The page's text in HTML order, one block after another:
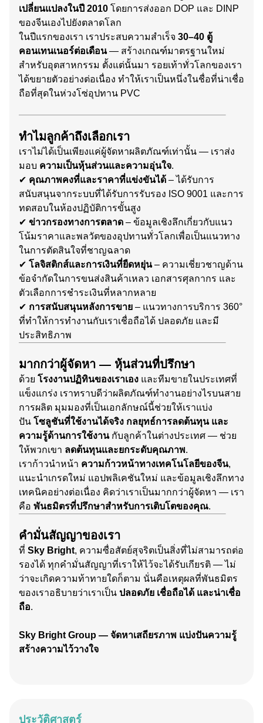
เปลี่ยนแปลงในปี 2010 โดยการส่งออก DOP และ DINP
ของจีนเองไปยังตลาดโลก
ในปีแรกของเรา เราประสบความสำเร็จ 30–40 ตู้
คอนเทนเนอร์ต่อเดือน — สร้างเกณฑ์มาตรฐานใหม่
สำหรับอุตสาหกรรม ตั้งแต่นั้นมา รอยเท้าทั่วโลกของเรา
ได้ขยายตัวอย่างต่อเนื่อง ทำให้เราเป็นหนึ่งในชื่อที่น่าเชื่อ
ถือที่สุดในห่วงโซ่อุปทาน PVC
ทำไมลูกค้าถึงเลือกเรา
เราไม่ได้เป็นเพียงแค่ผู้จัดหาผลิตภัณฑ์เท่านั้น — เราส่ง
มอบ ความเป็นหุ้นส่วนและความอุ่นใจ.
✔ คุณภาพคงที่และราคาที่แข่งขันได้ – ได้รับการ
สนับสนุนจากระบบที่ได้รับการรับรอง ISO 9001 และการ
ทดสอบในห้องปฏิบัติการขั้นสูง
✔ ข่าวกรองทางการตลาด – ข้อมูลเชิงลึกเกี่ยวกับแนว
โน้มราคาและพลวัตของอุปทานทั่วโลกเพื่อเป็นแนวทาง
ในการตัดสินใจที่ชาญฉลาด
✔ โลจิสติกส์และการเงินที่ยืดหยุ่น – ความเชี่ยวชาญด้าน
ข้อจำกัดในการขนส่งสินค้าเหลว เอกสารศุลกากร และ
ตัวเลือกการชำระเงินที่หลากหลาย
✔ การสนับสนุนหลังการขาย – แนวทางการบริการ 360°
ที่ทำให้การทำงานกับเราเชื่อถือได้ ปลอดภัย และมี
ประสิทธิภาพ
มากกว่าผู้จัดหา — หุ้นส่วนที่ปรึกษา
ด้วย โรงงานปฏิทินของเราเอง และทีมขายในประเทศที่
แข็งแกร่ง เราทราบดีว่าผลิตภัณฑ์ทำงานอย่างไรบนสาย
การผลิต มุมมองที่เป็นเอกลักษณ์นี้ช่วยให้เราแบ่ง
ปัน โซลูชันที่ใช้งานได้จริง กลยุทธ์การลดต้นทุน และ
ความรู้ด้านการใช้งาน กับลูกค้าในต่างประเทศ — ช่วย
ให้พวกเขา ลดต้นทุนและยกระดับคุณภาพ.
เราก้าวนำหน้า ความก้าวหน้าทางเทคโนโลยีของจีน,
แนะนำเกรดใหม่ แอปพลิเคชันใหม่ และข้อมูลเชิงลึกทาง
เทคนิคอย่างต่อเนื่อง คิดว่าเราเป็นมากกว่าผู้จัดหา — เรา
คือ พันธมิตรที่ปรึกษาสำหรับการเติบโตของคุณ.
คำมั่นสัญญาของเรา
ที่ Sky Bright, ความซื่อสัตย์สุจริตเป็นสิ่งที่ไม่สามารถต่อ
รองได้ ทุกคำมั่นสัญญาที่เราให้ไว้จะได้รับเกียรติ — ไม่
ว่าจะเกิดความท้าทายใดก็ตาม นั่นคือเหตุผลที่พันธมิตร
ของเราอธิบายว่าเราเป็น ปลอดภัย เชื่อถือได้ และน่าเชื่อ
ถือ.
Sky Bright Group — จัดหาเสถียรภาพ แบ่งปันความรู้
สร้างความไว้วางใจ
ประวัติศาสตร์